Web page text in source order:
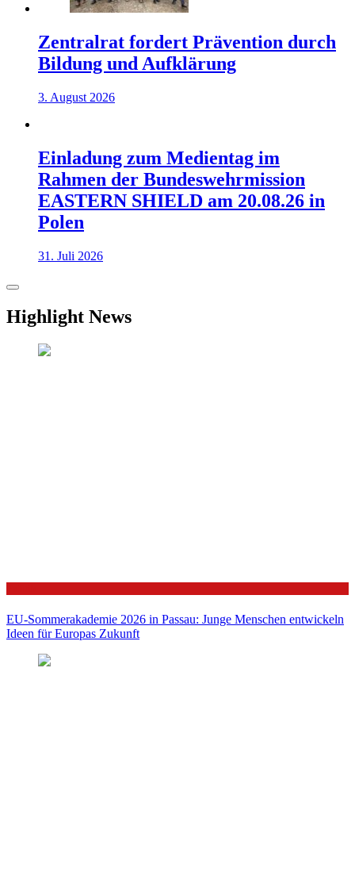
Zentralrat fordert Prävention durch
Bildung und Aufklärung
3. August 2026
Einladung zum Medientag im
Rahmen der Bundeswehrmission
EASTERN SHIELD am 20.08.26 in
Polen
31. Juli 2026
Highlight News
EU-Sommerakademie 2026 in Passau: Junge Menschen entwickeln
Ideen für Europas Zukunft